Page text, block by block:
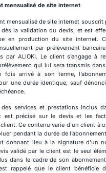
mensualisé de site internet
mensualisé de site internet souscrit
dès la validation du devis, et est
en production du site internet.
par prélèvement
par ALIOKI. Le client s’engage à
qui lui sera transmis
fois arrivé à son terme,
une durée identique, sauf
des services et prestations inclus
est précisé sur le devis et les
Ce contenu varie d’un client à
pendant la durée de
donnant lieu à la signature d’un
validé par le client est le seul
dans le cadre de son
rappelé que le client bénéficie